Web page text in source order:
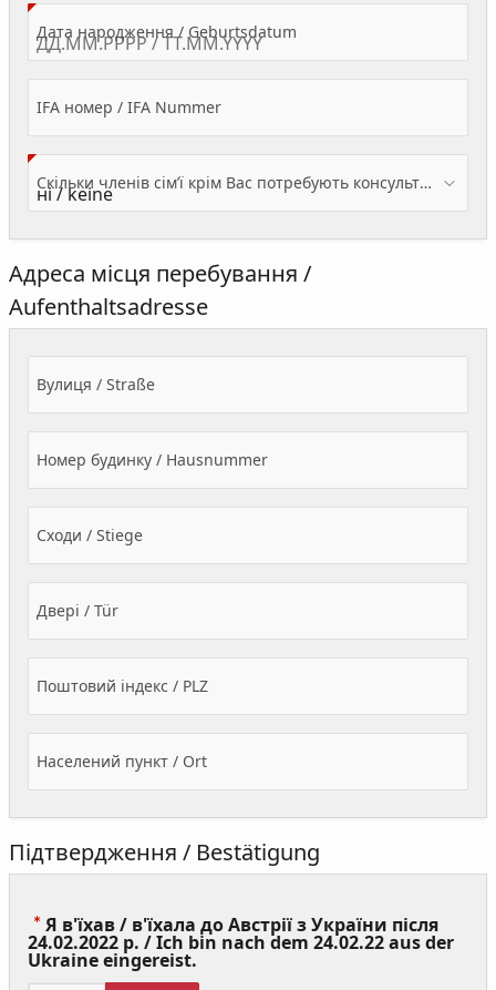
Дата народження / Geburtsdatum
IFA номер / IFA Nummer
Скільки членів сім’ї крім Вас потребують консультації? / Wieviele Familienmitglieder brauchen Beratung - zusätzlich zu Ihnen?
Адреса місця перебування /
Aufenthaltsadresse
Вулиця / Straße
Номер будинку / Hausnummer
Сходи / Stiege
Двері / Tür
Поштовий індекс / PLZ
Населений пункт / Ort
Підтвердження / Bestätigung
Я в'їхав / в'їхала до Австрії з України після
24.02.2022 р. / Ich bin nach dem 24.02.22 aus der
Ukraine eingereist.
Required)